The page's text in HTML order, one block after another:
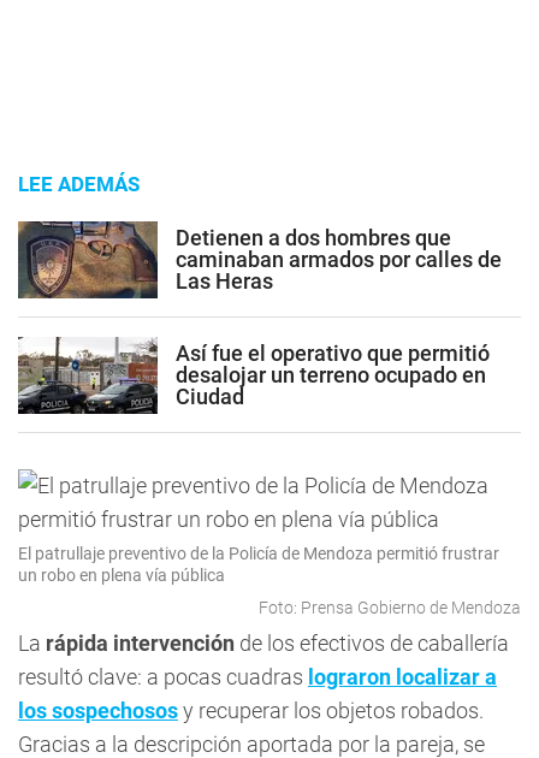
LEE ADEMÁS
Detienen a dos hombres que
caminaban armados por calles de
Las Heras
Así fue el operativo que permitió
desalojar un terreno ocupado en
Ciudad
El patrullaje preventivo de la Policía de Mendoza permitió frustrar
un robo en plena vía pública
Foto: Prensa Gobierno de Mendoza
La rápida intervención de los efectivos de caballería
resultó clave: a pocas cuadras lograron localizar a
los sospechososy recuperar los objetos robados.
Gracias a la descripción aportada por la pareja, se